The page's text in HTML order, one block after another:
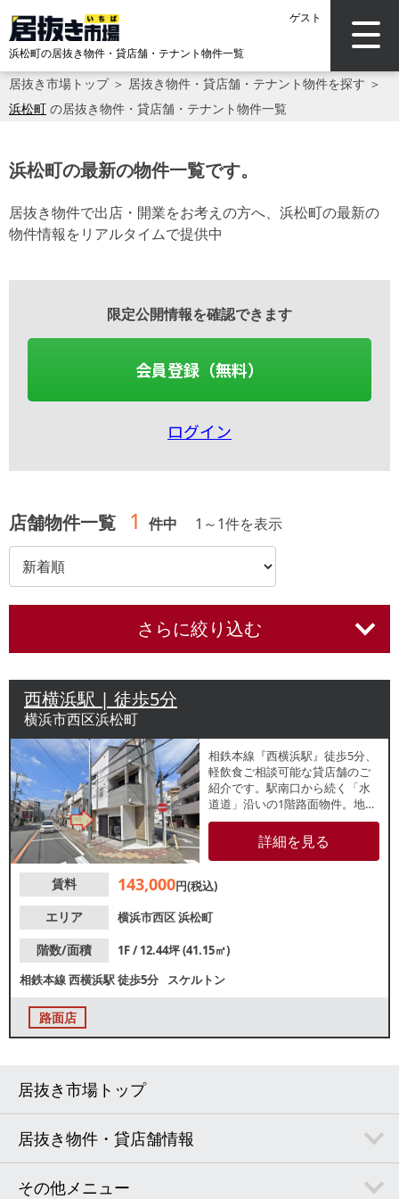
ゲスト
浜松町の居抜き物件・貸店舗・テナント物件一覧
居抜き市場トップ＞ 居抜き物件・貸店舗・テナント物件を探す ＞
浜松町 の居抜き物件・貸店舗・テナント物件一覧
浜松町の最新の物件一覧です。
居抜き物件で出店・開業をお考えの方へ、浜松町の最新の
物件情報をリアルタイムで提供中
限定公開情報を確認できます
会員登録（無料）
ログイン
店舗物件一覧 1 件中 1 ～1件を表示
さらに絞り込む
西横浜駅 | 徒歩5分
横浜市西区浜松町
相鉄本線『西横浜駅』徒歩5分、
軽飲食ご相談可能な貸店舗のご
紹介です。駅南口から続く「水
道道」沿いの1階路面物件。地域
住民の生活動線上で、周辺には
飲食店や物販店等が立ち並ぶ立
地です。相鉄線沿線で物件をお
い。
詳細を見る
賃料 143,000円(税込)
エリア
横浜市西区浜松町
階数/面積
1F / 12.44坪 (41.15㎡)
相鉄本線西横浜駅徒歩5分 スケルトン
路面店
居抜き市場トップ
居抜き物件・貸店舗情報
その他メニュー